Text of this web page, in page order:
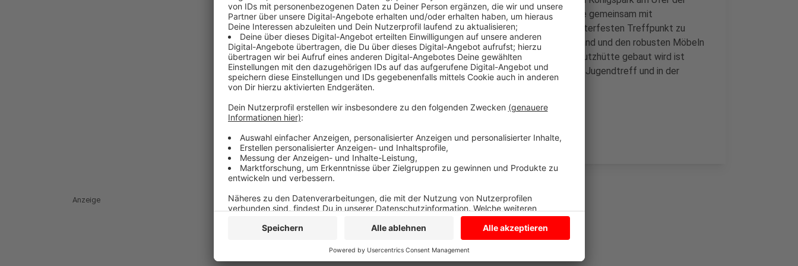
Stever komplett abgebrannt ist. Vor drei Jahren hat die Gemeinde gemeinsam mit
Jugendlichen die Schutzhütte aufgebaut. Mit dem Ziel einen wetterfesten Treffpunkt zu
errichten. Mit der Beleuchtung, den gestalteten Graffiti an der Wand und den robusten Möbeln
war die Hütte ein beliebter Treffpunkt. Ob und wie eine neue Schutzhütte gebaut wird ist
aktuell noch unklar. Die Gemeinde will das mit dem ökumenischen Jugendtreff und in der
Jugendkonferenz besprechen.
Anzeige
Anzeige